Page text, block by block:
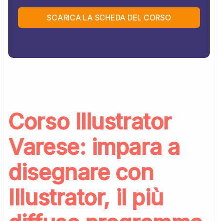
SCARICA LA SCHEDA DEL CORSO
Corso Illustrator
Varese: impara a
disegnare con
Illustrator, il più